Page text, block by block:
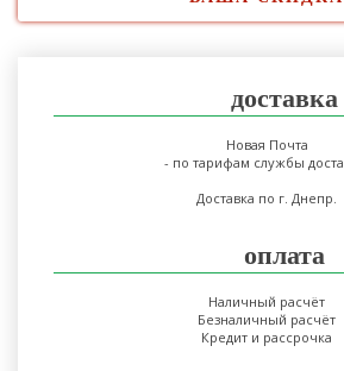
доставка
Новая Почта
- по тарифам службы
Доставка по г. Днепр.
оплата
Наличный расчёт
Безналичный расчёт
Кредит и рассрочка